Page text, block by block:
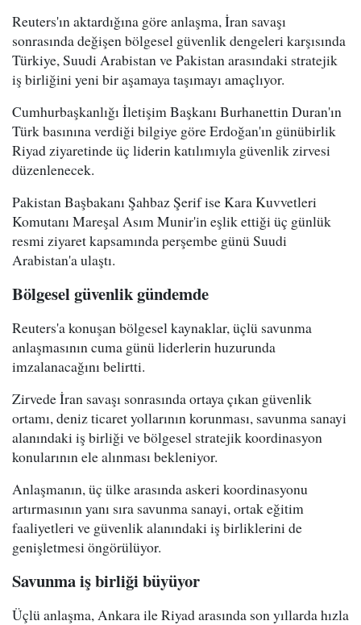
Reuters'ın aktardığına göre anlaşma, İran savaşı
sonrasında değişen bölgesel güvenlik dengeleri karşısında
Türkiye, Suudi Arabistan ve Pakistan arasındaki stratejik
iş birliğini yeni bir aşamaya taşımayı amaçlıyor.
Cumhurbaşkanlığı İletişim Başkanı Burhanettin Duran'ın
Türk basınına verdiği bilgiye göre Erdoğan'ın günübirlik
Riyad ziyaretinde üç liderin katılımıyla güvenlik zirvesi
düzenlenecek.
Pakistan Başbakanı Şahbaz Şerif ise Kara Kuvvetleri
Komutanı Mareşal Asım Munir'in eşlik ettiği üç günlük
resmi ziyaret kapsamında perşembe günü Suudi
Arabistan'a ulaştı.
Bölgesel güvenlik gündemde
Reuters'a konuşan bölgesel kaynaklar, üçlü savunma
anlaşmasının cuma günü liderlerin huzurunda
imzalanacağını belirtti.
Zirvede İran savaşı sonrasında ortaya çıkan güvenlik
ortamı, deniz ticaret yollarının korunması, savunma sanayi
alanındaki iş birliği ve bölgesel stratejik koordinasyon
konularının ele alınması bekleniyor.
Anlaşmanın, üç ülke arasında askeri koordinasyonu
artırmasının yanı sıra savunma sanayi, ortak eğitim
faaliyetleri ve güvenlik alanındaki iş birliklerini de
genişletmesi öngörülüyor.
Savunma iş birliği büyüyor
Üçlü anlaşma, Ankara ile Riyad arasında son yıllarda hızla